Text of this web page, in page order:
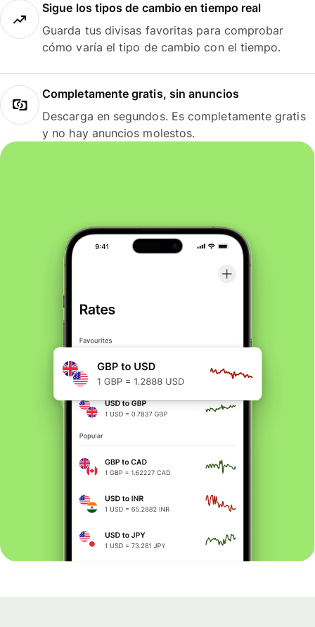
Sigue los tipos de cambio en tiempo real
Guarda tus divisas favoritas para comprobar
cómo varía el tipo de cambio con el tiempo.
Completamente gratis, sin anuncios
Descarga en segundos. Es completamente gratis
y no hay anuncios molestos.